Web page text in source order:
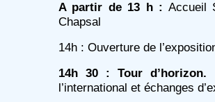
A partir de 13 h : Accueil
Chapsal
14h : Ouverture de
14h 30 : Tour d’horizon.
l’international et échanges